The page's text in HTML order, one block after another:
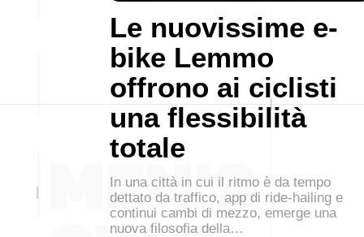
Le nuovissime e-
bike Lemmo
offrono ai ciclisti
una flessibilità
totale
In una città in cui il ritmo è da tempo
dettato da traffico, app di ride-hailing e
continui cambi di mezzo, emerge una
nuova filosofia della…